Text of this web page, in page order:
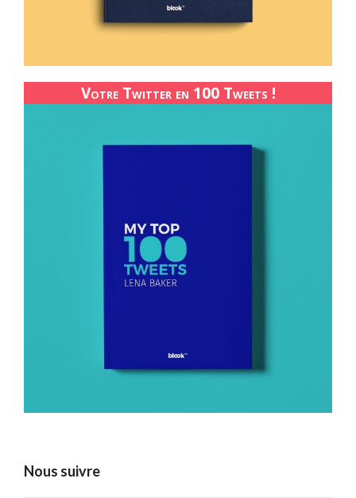
Votre Twitter en 100 Tweets !
Nous suivre